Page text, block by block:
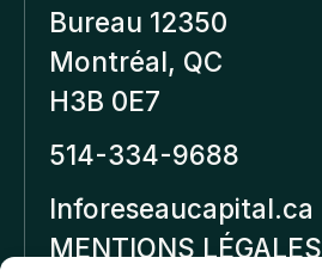
Bureau 12350
Montréal, QC
H3B 0E7
514-334-9688
Inforeseaucapital.ca
MENTIONS LÉGALES